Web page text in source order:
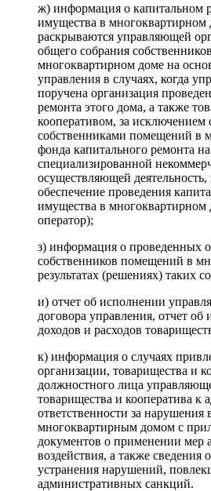
ж) информация о капитальном
имущества в многоквартирном
раскрываются управляющей
общего собрания
многоквартирном доме на
управления в случаях, когда
поручена организация
ремонта этого дома, а также
кооперативом, за исключением
собственниками помещений в
фонда капитального ремонта на
специализированной
осуществляющей
обеспечение проведения
имущества в многоквартирном
оператор);
з) информация о проведенных
собственников помещений в
результатах (решениях) таких
и) отчет об исполнении
договора управления, отчет об
доходов и расходов
к) информация о случаях
организации, товарищества и
должностного лица
товарищества и кооператива к
ответственности за нарушения
многоквартирным домом с
документов о применении мер
воздействия, а также сведения
устранения нарушений,
административных санкций.